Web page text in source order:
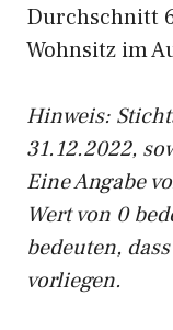
Durchschnitt
Wohnsitz im
Hinweis:
31.12.2022,
Eine Angabe
Wert von 0
bedeuten,
vorliegen.